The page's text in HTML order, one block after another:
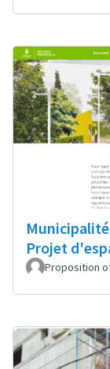
Projet
Proposition